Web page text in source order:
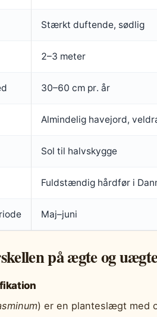
Stærkt duftende, sødlig
2–3 meter
30–60 cm pr. år
Almindelig havejord,
Sol til halvskygge
Fuldstændig hårdfør i
Maj–juni
på ægte og
) er en planteslægt med